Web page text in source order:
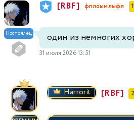
Постоялец
[RBF] фплоымлыфл
один из немногих
31 июля 2026 13:51
Harrorit [RBF]